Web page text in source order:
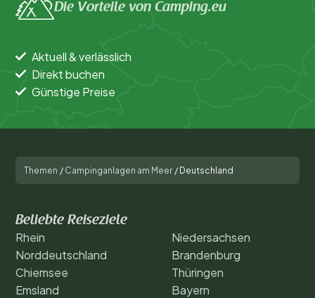
Die Vorteile von Camping.eu
Aktuell & verlässlich
Direkt buchen
Günstige Preise
Themen / Campinganlagen am Meer / Deutschland
Beliebte Reiseziele
Rhein
Norddeutschland
Chiemsee
Emsland
Niedersachsen
Brandenburg
Thüringen
Bayern